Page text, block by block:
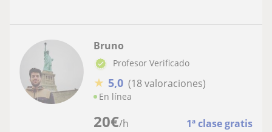
20€/h 1ª clase gratis
Bruno
Profesor Verificado
★ 5,0 (18 valoraciones)
En línea